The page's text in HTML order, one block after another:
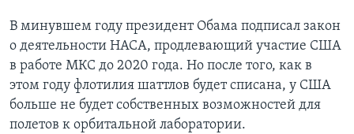
В минувшем году президент Обама подписал закон
о деятельности НАСА, продлевающий участие США
в работе МКС до 2020 года. Но после того, как в
этом году флотилия шаттлов будет списана, у США
больше не будет собственных возможностей для
полетов к орбитальной лаборатории.